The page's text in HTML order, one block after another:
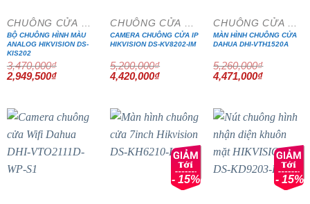
CHUÔNG CỬA MÀN HÌNH
BỘ CHUÔNG HÌNH MÀU
ANALOG HIKVISION DS-
KIS202
3,470,000₫
Giá
gốc
2,949,500₫Giá
2,949,500₫.
CHUÔNG CỬA MÀN HÌNH
CAMERA CHUÔNG CỬA IP
HIKVISION DS-KV8202-IM
5,200,000₫
Giá
gốc
4,420,000₫Giá
4,420,000₫.
CHUÔNG CỬA MÀN HÌNH
MÀN HÌNH CHUÔNG CỬA
DAHUA DHI-VTH1520A
5,260,000₫
Giá
gốc
4,471,000₫Giá
- 15% - 15%